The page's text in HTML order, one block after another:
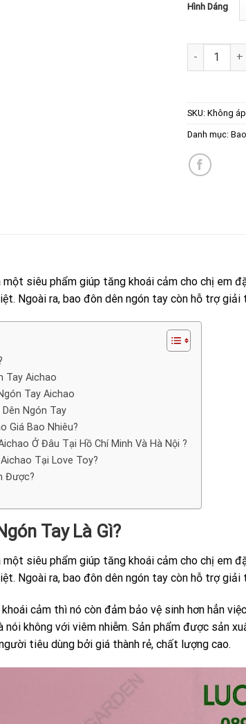
Hình Dáng
Bao Cao
SKU: Không
Danh mục:
siêu phẩm giúp tăng khoái cảm cho chị em
Ngoài ra, bao đôn dên ngón tay còn hỗ trợ giải
Tay Aichao
Tay Aichao
Ngón Tay
Giá Bao Nhiêu?
Ở Đâu Tại Hồ Chí Minh Và Hà Nội ?
Tại Love Toy?
Được?
Tay Là Gì?
một siêu phẩm giúp tăng khoái cảm cho chị em
Ngoài ra, bao đôn dên ngón tay còn hỗ trợ giải
cảm thì nó còn đảm bảo vệ sinh hơn hẳn
không với viêm nhiễm. Sản phẩm được sản
tiêu dùng bởi giá thành rẻ, chất lượng cao.